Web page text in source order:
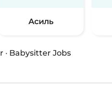
Асиль
· Babysitter Jobs